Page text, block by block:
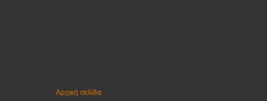
Αρχική σελίδα